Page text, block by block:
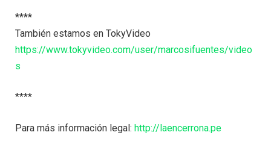
****
También estamos en TokyVideo
https://www.tokyvideo.com/user/marcosifuentes/video
s
****
Para más información legal: http://laencerrona.pe